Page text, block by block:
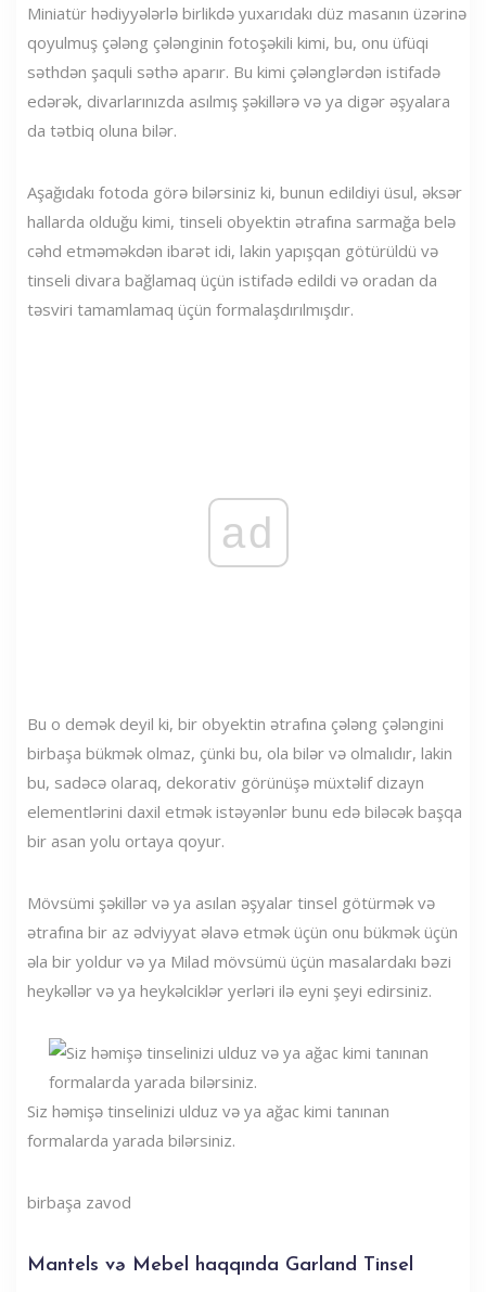
Miniatür hədiyyələrlə birlikdə yuxarıdakı düz masanın üzərinə
qoyulmuş çələng çələnginin fotoşəkili kimi, bu, onu üfüqi
səthdən şaquli səthə aparır. Bu kimi çələnglərdən istifadə
edərək, divarlarınızda asılmış şəkillərə və ya digər əşyalara
da tətbiq oluna bilər.
Aşağıdakı fotoda görə bilərsiniz ki, bunun edildiyi üsul, əksər
hallarda olduğu kimi, tinseli obyektin ətrafına sarmağa belə
cəhd etməməkdən ibarət idi, lakin yapışqan götürüldü və
tinseli divara bağlamaq üçün istifadə edildi və oradan da
təsviri tamamlamaq üçün formalaşdırılmışdır.
ad
Bu o demək deyil ki, bir obyektin ətrafına çələng çələngini
birbaşa bükmək olmaz, çünki bu, ola bilər və olmalıdır, lakin
bu, sadəcə olaraq, dekorativ görünüşə müxtəlif dizayn
elementlərini daxil etmək istəyənlər bunu edə biləcək başqa
bir asan yolu ortaya qoyur.
Mövsümi şəkillər və ya asılan əşyalar tinsel götürmək və
ətrafına bir az ədviyyat əlavə etmək üçün onu bükmək üçün
əla bir yoldur və ya Milad mövsümü üçün masalardakı bəzi
heykəllər və ya heykəlciklər yerləri ilə eyni şeyi edirsiniz.
Siz həmişə tinselinizi ulduz və ya ağac kimi tanınan
formalarda yarada bilərsiniz.
birbaşa zavod
Mantels və Mebel haqqında Garland Tinsel